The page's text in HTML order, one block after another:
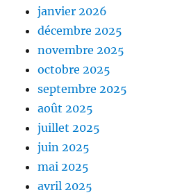
janvier 2026
décembre 2025
novembre 2025
octobre 2025
septembre 2025
août 2025
juillet 2025
juin 2025
mai 2025
avril 2025